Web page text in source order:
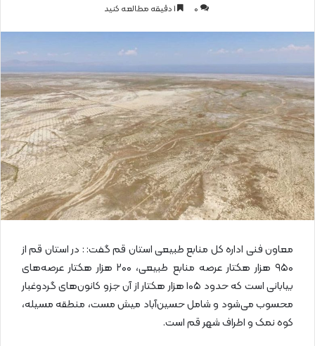
ا
ی
م
ی
ل
0
معاون فنی اداره کل منابع طبیعی استان قم گفت: : در استان قم از
۹۵۰ هزار هکتار عرصه منابع طبیعی، ۲۰۰ هزار هکتار عرصه‌های
بیابانی است که حدود ۱۰۵ هزار هکتار از آن جزو کانون‌های گردوغبار
محسوب می‌شود و شامل حسین‌آباد میش مست،‌ منطقه مسیله،
کوه نمک و اطراف شهر قم است.